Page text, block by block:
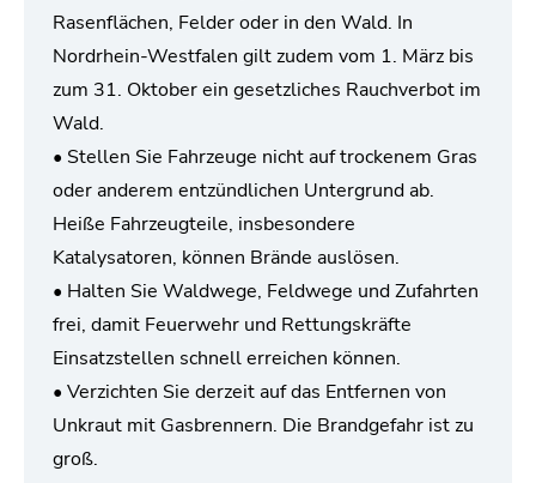
Rasenflächen, Felder oder in den Wald. In
Nordrhein-Westfalen gilt zudem vom 1. März bis
zum 31. Oktober ein gesetzliches Rauchverbot im
Wald.
• Stellen Sie Fahrzeuge nicht auf trockenem Gras
oder anderem entzündlichen Untergrund ab.
Heiße Fahrzeugteile, insbesondere
Katalysatoren, können Brände auslösen.
• Halten Sie Waldwege, Feldwege und Zufahrten
frei, damit Feuerwehr und Rettungskräfte
Einsatzstellen schnell erreichen können.
• Verzichten Sie derzeit auf das Entfernen von
Unkraut mit Gasbrennern. Die Brandgefahr ist zu
groß.